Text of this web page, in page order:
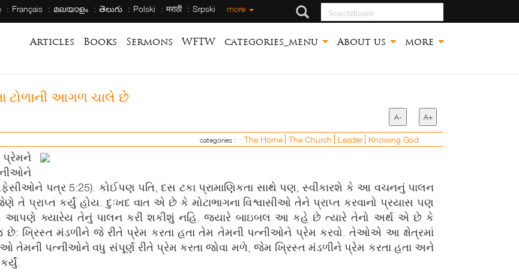
Français മലയാളം తెలుగు Polski मराठी Srpski more Searchthissite
Articles Books Sermons WFTW categories_menu About us more
ટોળાની આગળ ચાલે છે
A- A+
categories : The Home The Church Leader Knowing God
પત્ર 5:25). કોઈપણ પતિ, દસ ટકા પ્રામાણિકતા સાથે પણ, સ્વીકારશે કે આ વચનનું પાલન
પ્રાપ્ત કર્યું હોય. દુઃખદ વાત એ છે કે મોટાભાગના વિશ્વાસીઓ તેને પ્રાપ્ત કરવાનો પ્રયાસ પણ
ક્યારેય તેનું પાલન કરી શકીશું નહિ. જ્યારે બાઇબલ આ કહે છે ત્યારે તેનો અર્થ એ છે કે
ખ્રિસ્ત મંડળીને જે રીતે પ્રેમ કરતા હતા તેમ તેમની પત્નીઓને પ્રેમ કરવો. તેઓએ આ ક્ષેત્રમાં
પત્નીઓને વધુ સંપૂર્ણ રીતે પ્રેમ કરતા જોવા મળે, જેમ ખ્રિસ્ત મંડળીને પ્રેમ કરતા હતા અને